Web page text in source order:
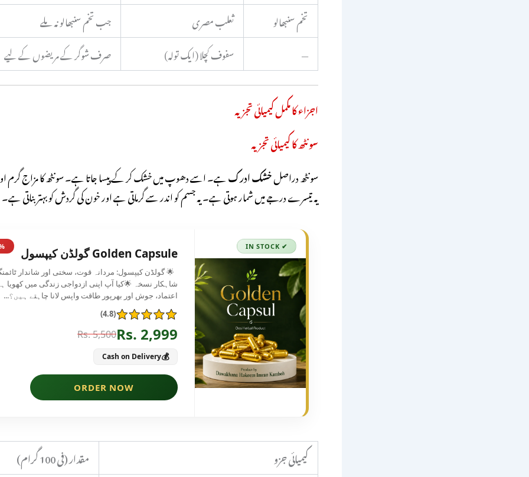
تخم سنبھالو
ثعلب مصری
جب تخم سنبھالو نہ ملے
—
سفوف کچلا (ایک تولہ) صرف شوگر کے مریضوں کے لیے
اجزاء کا مکمل کیمیائی تجزیہ
سونٹھ کا کیمیائی تجزیہ
سونٹھ دراصلخشک ادرکہے۔ اسے دھوپ میں خشک کر کے پیسا جاتا ہے۔ سونٹھ کا مزاج گرم
یہ تیسرے درجے میں شمار ہوتی ہے۔ یہ جسم کو اندر سے گرماتی ہے اور خون کی گردش کو بہتر بناتی ہے۔
کیمیائی جزو
مقدار (فی 100 گرام)